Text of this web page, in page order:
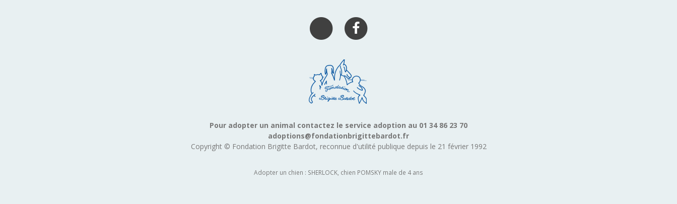
Pour adopter un animal contactez le service adoption au 01 34 86 23 70
adoptions@fondationbrigittebardot.fr
Copyright © Fondation Brigitte Bardot, reconnue d'utilité publique depuis le 21 février 1992
Adopter un chien : SHERLOCK, chien POMSKY male de 4 ans